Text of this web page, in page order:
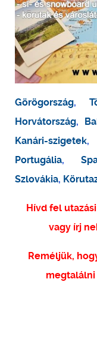
Görögország,
Horvátország,
Kanári-szigetek
Portugália,
Szlovákia,
Hívd fel
vagy írj
Reméljük,
megtalálni